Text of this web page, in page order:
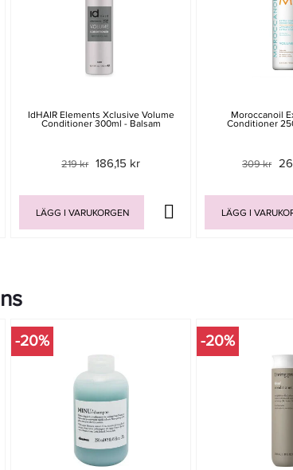
IdHAIR Elements Xclusive Volume
Conditioner 300ml - Balsam
219 kr 186,15 kr
LÄGG I VARUKORGEN
Moroccanoil
Conditioner
309 kr
LÄGG I
-20% -20%